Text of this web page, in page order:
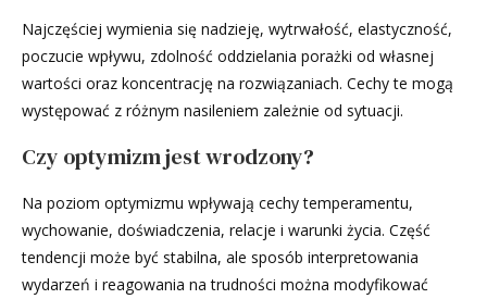
Najczęściej wymienia się nadzieję, wytrwałość, elastyczność,
poczucie wpływu, zdolność oddzielania porażki od własnej
wartości oraz koncentrację na rozwiązaniach. Cechy te mogą
występować z różnym nasileniem zależnie od sytuacji.
Czy optymizm jest wrodzony?
Na poziom optymizmu wpływają cechy temperamentu,
wychowanie, doświadczenia, relacje i warunki życia. Część
tendencji może być stabilna, ale sposób interpretowania
wydarzeń i reagowania na trudności można modyfikować